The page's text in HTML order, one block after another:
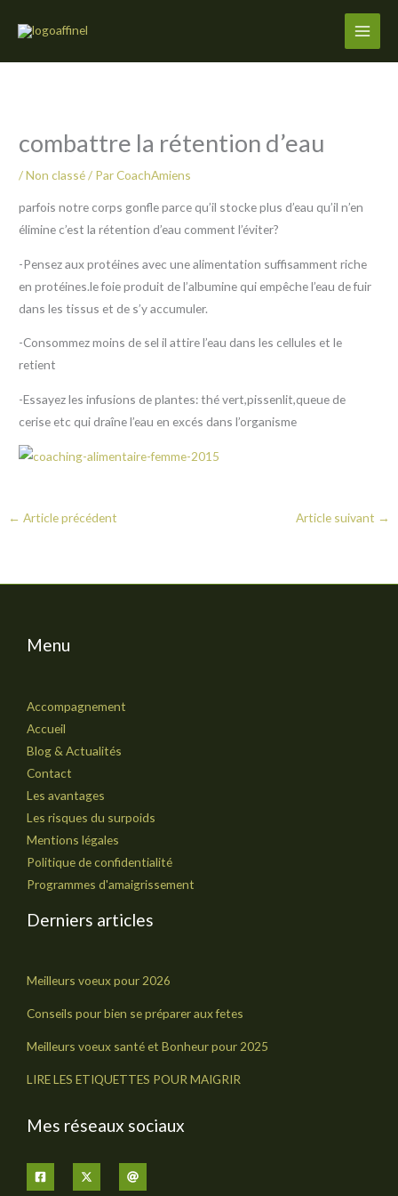
combattre la rétention d’eau
/Non classé/ ParCoachAmiens
parfois notre corps gonfle parce qu’il stocke plus d’eau qu’il n’en
élimine c’est la rétention d’eau comment l’éviter?
-Pensez aux protéines avec une alimentation suffisamment riche
en protéines.le foie produit de l’albumine qui empêche l’eau de fuir
dans les tissus et de s’y accumuler.
-Consommez moins de sel il attire l’eau dans les cellules et le
retient
-Essayez les infusions de plantes: thé vert,pissenlit,queue de
cerise etc qui draîne l’eau en excés dans l’organisme
← Article précédent Article suivant →
Menu
Accompagnement
Accueil
Blog & Actualités
Contact
Les avantages
Les risques du surpoids
Mentions légales
Politique de confidentialité
Programmes d'amaigrissement
Derniers articles
Meilleurs voeux pour 2026
Conseils pour bien se préparer aux fetes
Meilleurs voeux santé et Bonheur pour 2025
LIRE LES ETIQUETTES POUR MAIGRIR
Mes réseaux sociaux